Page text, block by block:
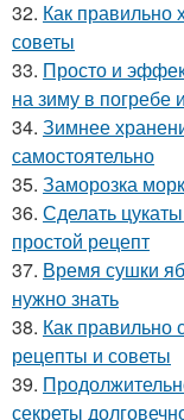
32. Как правильно
советы
33. Просто и
на зиму в погребе
34. Зимнее
самостоятельно
35. Заморозка
36. Сделать
простой рецепт
37. Время сушки
нужно знать
38. Как правильно
рецепты и советы
39.
секреты